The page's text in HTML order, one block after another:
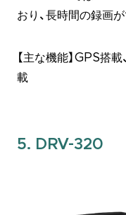
おり、長時間の録画
【主な機能】GPS搭
載
5. DRV-320